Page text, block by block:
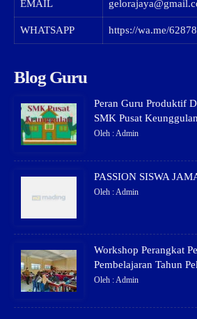
EMAIL
WHATSAPP https://wa.me/
Blog Guru
Peran Guru Produktif
SMK Pusat Keunggulan
Oleh : Admin
PASSION SISWA
Oleh : Admin
Workshop Perangkat
Pembelajaran Tahun
Oleh : Admin